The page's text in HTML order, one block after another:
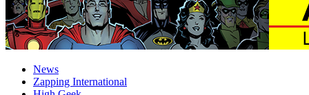
News
Zapping International